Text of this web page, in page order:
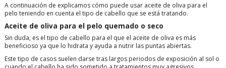
A continuación de explicamos cómo puede usar aceite de oliva para el
pelo teniendo en cuenta el tipo de cabello que se está tratando.
Aceite de oliva para el pelo quemado o seco
Sin duda, es el tipo de cabello para el que el aceite de oliva es más
beneficioso ya que lo hidrata y ayuda a nutrir las puntas abiertas.
Este tipo de casos suelen darse tras largos periodos de exposición al sol o